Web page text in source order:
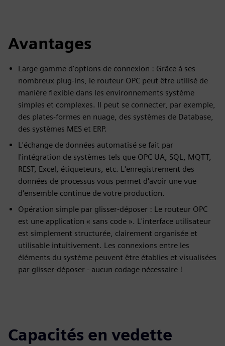
Avantages
Large gamme d'options de connexion : Grâce à ses
nombreux plug-ins, le routeur OPC peut être utilisé de
manière flexible dans les environnements système
simples et complexes. Il peut se connecter, par exemple,
des plates-formes en nuage, des systèmes de Database,
des systèmes MES et ERP.
L'échange de données automatisé se fait par
l'intégration de systèmes tels que OPC UA, SQL, MQTT,
REST, Excel, étiqueteurs, etc. L'enregistrement des
données de processus vous permet d'avoir une vue
d'ensemble continue de votre production.
Opération simple par glisser-déposer : Le routeur OPC
est une application « sans code ». L'interface utilisateur
est simplement structurée, clairement organisée et
utilisable intuitivement. Les connexions entre les
éléments du système peuvent être établies et visualisées
par glisser-déposer - aucun codage nécessaire !
Capacités en vedette